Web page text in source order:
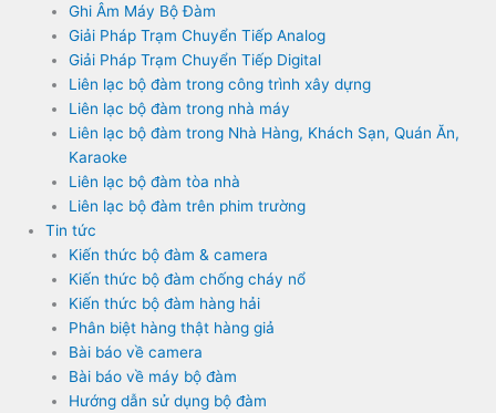
Ghi Âm Máy Bộ Đàm
Giải Pháp Trạm Chuyển Tiếp Analog
Giải Pháp Trạm Chuyển Tiếp Digital
Liên lạc bộ đàm trong công trình xây dựng
Liên lạc bộ đàm trong nhà máy
Liên lạc bộ đàm trong Nhà Hàng, Khách Sạn, Quán Ăn,
Karaoke
Liên lạc bộ đàm tòa nhà
Liên lạc bộ đàm trên phim trường
Tin tức
Kiến thức bộ đàm & camera
Kiến thức bộ đàm chống cháy nổ
Kiến thức bộ đàm hàng hải
Phân biệt hàng thật hàng giả
Bài báo về camera
Bài báo về máy bộ đàm
Hướng dẫn sử dụng bộ đàm